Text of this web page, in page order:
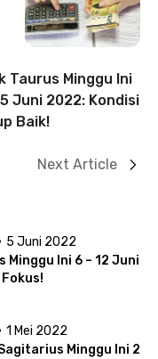
Taurus Minggu Ini
Juni 2022: Kondisi
Baik!
Next Article
5 Juni 2022
Ini 6 – 12 Juni
1 Mei 2022
Minggu Ini 2